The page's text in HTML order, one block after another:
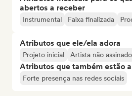
abertos a receber
Instrumental Faixa finalizada
Atributos que ele/ela adora
Projeto inicial Artista não assinado
Atributos que também estão
Forte presença nas redes sociais